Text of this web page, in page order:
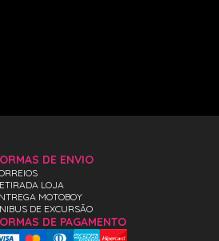
DE PAGAMENTO
DE ENVIO
LOJA
MOTOBOY
DE EXCURSÃO